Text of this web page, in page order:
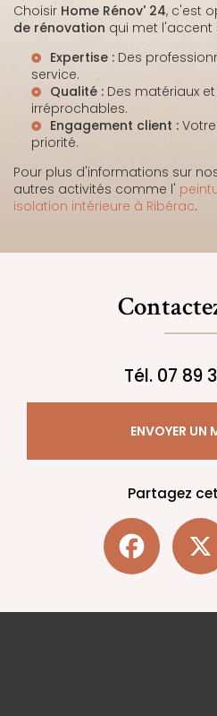
Choisir Home Rénov' 24, c'est
de rénovation qui met l'accent
Expertise : Des
service.
Qualité : Des matériaux
irréprochables.
Engagement client :
priorité.
Pour plus d'informations sur
autres activités comme l'
isolation intérieure à Ribérac.
Tél. 07 89
ENVOYER UN
Partagez